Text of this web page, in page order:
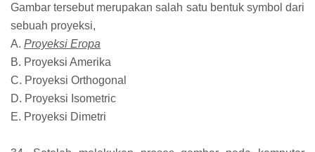
Gambar tersebut merupakan salah satu bentuk symbol dari
sebuah proyeksi,
A. Proyeksi Eropa
B. Proyeksi Amerika
C. Proyeksi Orthogonal
D. Proyeksi Isometric
E. Proyeksi Dimetri